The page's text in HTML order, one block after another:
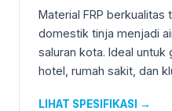
Material FRP berkualitas
domestik tinja menjadi
saluran kota. Ideal untuk
hotel, rumah sakit, dan
LIHAT SPESIFIKASI →